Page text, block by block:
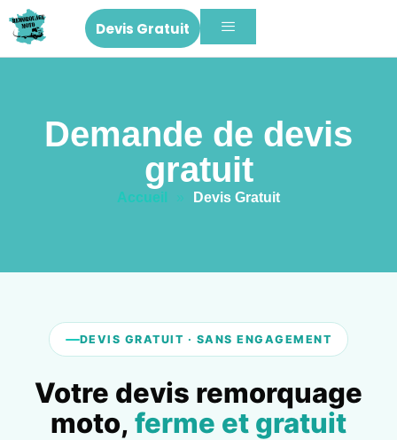
Devis Gratuit
Demande de devis
gratuit
Accueil » Devis Gratuit
DEVIS GRATUIT · SANS ENGAGEMENT
Votre devis remorquage
moto, ferme et gratuit